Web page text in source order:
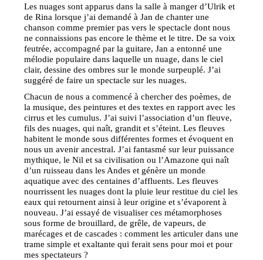
Les nuages sont apparus dans la salle à manger d’Ulrik et
de Rina lorsque j’ai demandé à Jan de chanter une
chanson comme premier pas vers le spectacle dont nous
ne connaissions pas encore le thème et le titre. De sa voix
feutrée, accompagné par la guitare, Jan a entonné une
mélodie populaire dans laquelle un nuage, dans le ciel
clair, dessine des ombres sur le monde surpeuplé. J’ai
suggéré de faire un spectacle sur les nuages.
Chacun de nous a commencé à chercher des poèmes, de
la musique, des peintures et des textes en rapport avec les
cirrus et les cumulus. J’ai suivi l’association d’un fleuve,
fils des nuages, qui naît, grandit et s’éteint. Les fleuves
habitent le monde sous différentes formes et évoquent en
nous un avenir ancestral. J’ai fantasmé sur leur puissance
mythique, le Nil et sa civilisation ou l’Amazone qui naît
d’un ruisseau dans les Andes et génère un monde
aquatique avec des centaines d’affluents. Les fleuves
nourrissent les nuages dont la pluie leur restitue du ciel les
eaux qui retournent ainsi à leur origine et s’évaporent à
nouveau. J’ai essayé de visualiser ces métamorphoses
sous forme de brouillard, de grêle, de vapeurs, de
marécages et de cascades : comment les articuler dans une
trame simple et exaltante qui ferait sens pour moi et pour
mes spectateurs ?